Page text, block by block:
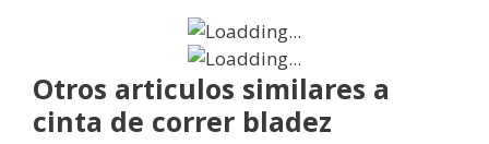
Otros articulos similares a
cinta de correr bladez